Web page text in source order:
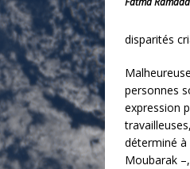
disparités
personnes
expression
déterminé
Moubarak